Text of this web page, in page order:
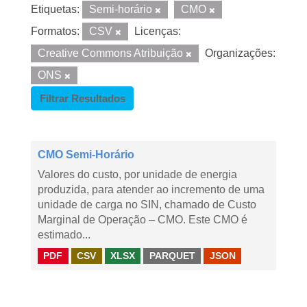
Etiquetas: Semi-horário
CMO
Formatos:
CSV
Licenças:
Creative Commons Atribuição
Organizações:
ONS
Filtrar Resultados
CMO Semi-Horário
Valores do custo, por unidade de energia
produzida, para atender ao incremento de uma
unidade de carga no SIN, chamado de Custo
Marginal de Operação – CMO. Este CMO é
estimado...
PDF CSV XLSX PARQUET JSON